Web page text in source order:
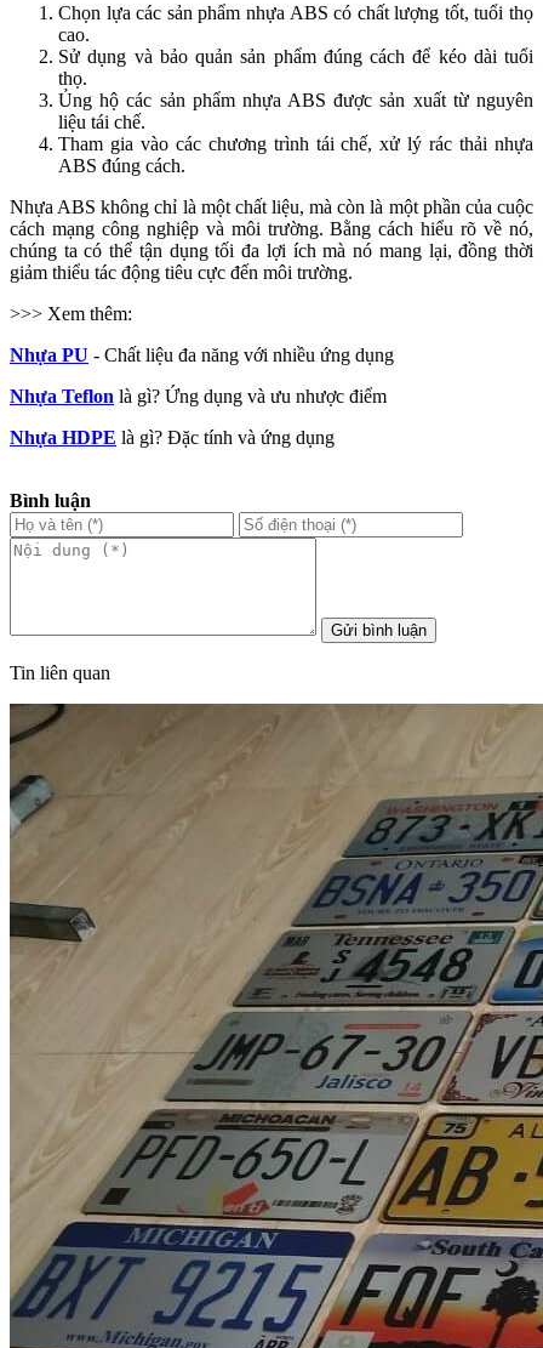
Chọn lựa các sản phẩm nhựa ABS có chất lượng tốt, tuổi thọ
cao.
Sử dụng và bảo quản sản phẩm đúng cách để kéo dài tuổi
thọ.
Ủng hộ các sản phẩm nhựa ABS được sản xuất từ nguyên
liệu tái chế.
Tham gia vào các chương trình tái chế, xử lý rác thải nhựa
ABS đúng cách.
Nhựa ABS không chỉ là một chất liệu, mà còn là một phần của cuộc
cách mạng công nghiệp và môi trường. Bằng cách hiểu rõ về nó,
chúng ta có thể tận dụng tối đa lợi ích mà nó mang lại, đồng thời
giảm thiểu tác động tiêu cực đến môi trường.
>>> Xem thêm:
Nhựa PU - Chất liệu đa năng với nhiều ứng dụng
Nhựa Teflon là gì? Ứng dụng và ưu nhược điểm
Nhựa HDPE là gì? Đặc tính và ứng dụng
Bình luận
Gửi bình luận
Tin liên quan